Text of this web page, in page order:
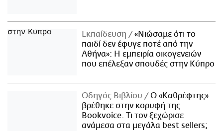
Εκπαίδευση
«Νιώσαμε ότι το
παιδί δεν έφυγε ποτέ από την
Αθήνα»: Η εμπειρία οικογενειών
που επέλεξαν σπουδές στην Κύπρο
Οδηγός Βιβλίου
Ο «Καθρέφτης»
βρέθηκε στην κορυφή της
Bookvoice. Τι τον ξεχώρισε
ανάμεσα στα μεγάλα best sellers;